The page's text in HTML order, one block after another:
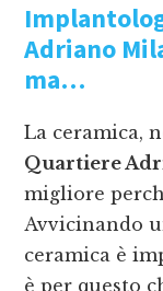
Adriano
ma…
La ceramica,
Quartiere
migliore
Avvicinando
ceramica è
è per questo